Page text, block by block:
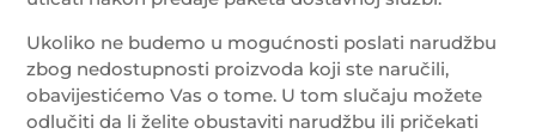
Ukoliko ne budemo u mogućnosti poslati narudžbu
zbog nedostupnosti proizvoda koji ste naručili,
obavijestićemo Vas o tome. U tom slučaju možete
odlučiti da li želite obustaviti narudžbu ili pričekati